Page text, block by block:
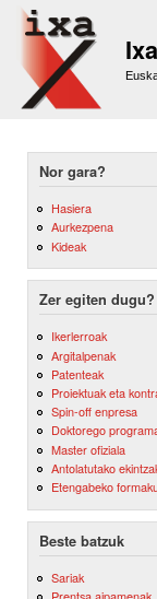
Nor gara?
Hasiera
Aurkezpena
Kideak
Zer egiten dugu?
Ikerlerroak
Argitalpenak
Patenteak
Proiektuak eta
Spin-off enpresa
Doktorego
Master ofiziala
Antolatutako
Etengabeko
Beste batzuk
Sariak